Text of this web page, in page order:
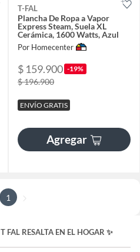
T-FAL
Plancha De Ropa a Vapor
Express Steam, Suela XL
Cerámica, 1600 Watts, Azul
Por Homecenter
$ 159.900 -19%
$ 196.900
ENVÍO GRATIS
Agregar
1
T FAL RESALTA EN EL HOGAR ✨